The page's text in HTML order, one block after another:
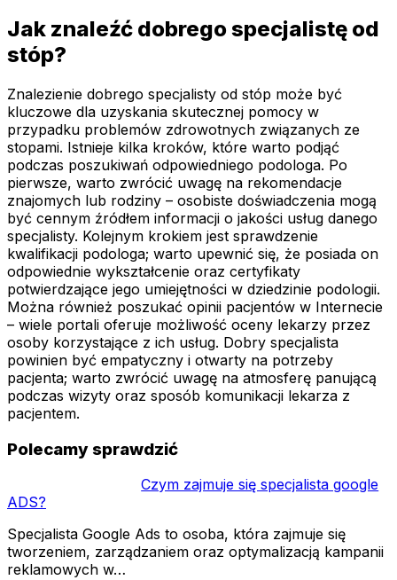
Jak znaleźć dobrego specjalistę od
stóp?
Znalezienie dobrego specjalisty od stóp może być
kluczowe dla uzyskania skutecznej pomocy w
przypadku problemów zdrowotnych związanych ze
stopami. Istnieje kilka kroków, które warto podjąć
podczas poszukiwań odpowiedniego podologa. Po
pierwsze, warto zwrócić uwagę na rekomendacje
znajomych lub rodziny – osobiste doświadczenia mogą
być cennym źródłem informacji o jakości usług danego
specjalisty. Kolejnym krokiem jest sprawdzenie
kwalifikacji podologa; warto upewnić się, że posiada on
odpowiednie wykształcenie oraz certyfikaty
potwierdzające jego umiejętności w dziedzinie podologii.
Można również poszukać opinii pacjentów w Internecie
– wiele portali oferuje możliwość oceny lekarzy przez
osoby korzystające z ich usług. Dobry specjalista
powinien być empatyczny i otwarty na potrzeby
pacjenta; warto zwrócić uwagę na atmosferę panującą
podczas wizyty oraz sposób komunikacji lekarza z
pacjentem.
Polecamy sprawdzić
Czym zajmuje się specjalista google
ADS?
Specjalista Google Ads to osoba, która zajmuje się
tworzeniem, zarządzaniem oraz optymalizacją kampanii
reklamowych w…